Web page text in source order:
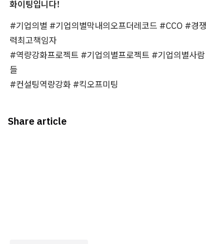
화이팅입니다!
#기업의별 #기업의별막내의오프더레코드 #CCO #경쟁
력최고책임자
#역량강화프로젝트 #기업의별프로젝트 #기업의별사람
들
#컨설팅역량강화 #킥오프미팅
Share article